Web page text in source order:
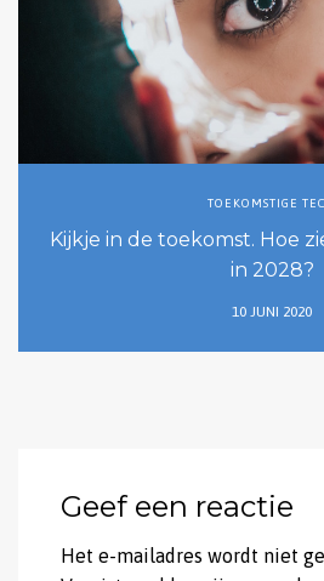
TOEKOMSTIGE
Kijkje in de toekomst. Hoe
in 2028?
10 JUNI 2020
Geef een reactie
Het e-mailadres wordt niet